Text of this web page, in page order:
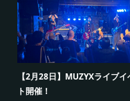
【2月28日】MUZYXライブイ
ト開催！